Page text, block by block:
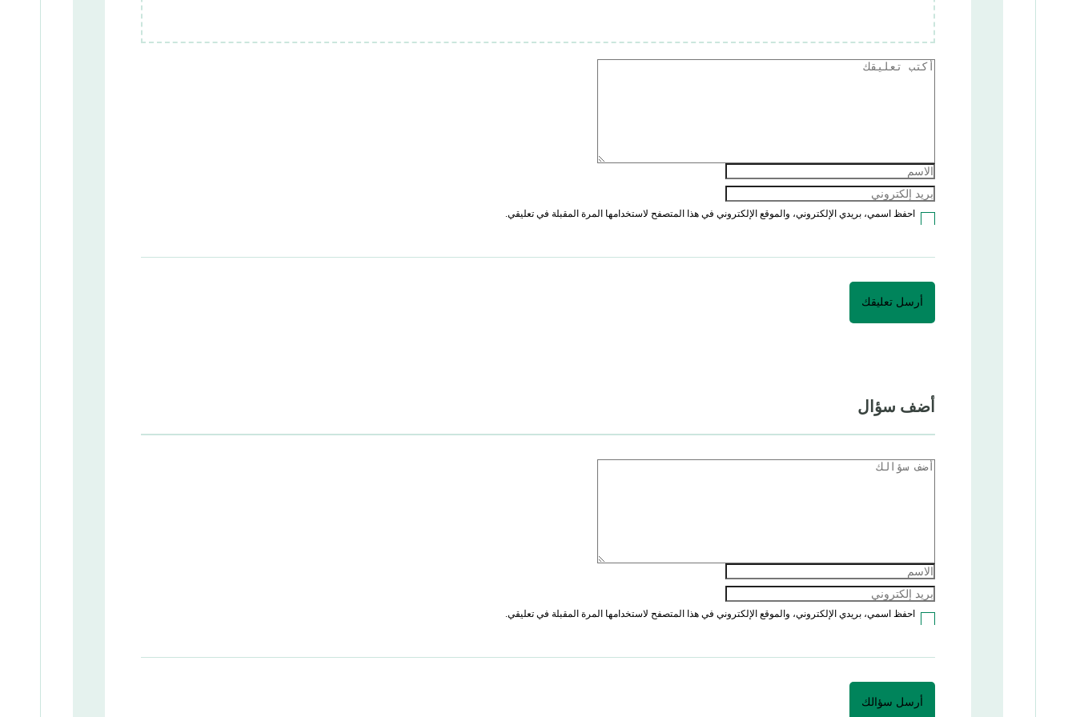
احفظ اسمي، بريدي الإلكتروني، والموقع الإلكتروني في هذا المتصفح لاستخدامها المرة المقبلة في تعليقي.
أضف سؤال
احفظ اسمي، بريدي الإلكتروني، والموقع الإلكتروني في هذا المتصفح لاستخدامها المرة المقبلة في تعليقي.